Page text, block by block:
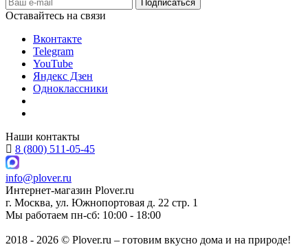
Оставайтесь на связи
Вконтакте
Telegram
YouTube
Яндекс Дзен
Одноклассники
Наши контакты
8 (800) 511-05-45
info@plover.ru
Интернет-магазин Plover.ru
г. Москва, ул. Южнопортовая д. 22 стр. 1
Мы работаем пн-сб: 10:00 - 18:00
2018 - 2026 © Plover.ru – готовим вкусно дома и на природе!